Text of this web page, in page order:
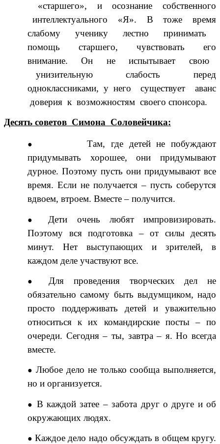
«старшего», и осознание собственного
интеллектуального «Я». В тоже время
слабому ученику лестно принимать
помощь старшего, чувствовать его
внимание. Он не испытывает свою
унизительную слабость перед
одноклассниками, у него существует аванс
доверия к возможностям своего спонсора.
Десять советов Симона Соловейчика:
Там, где детей не побуждают
придумывать хорошее, они придумывают
дурное. Поэтому пусть они придумывают все
время. Если не получается – пусть соберутся
вдвоем, втроем. Вместе – получится.
Дети очень любят импровизировать.
Поэтому вся подготовка – от силы десять
минут. Нет выступающих и зрителей, в
каждом деле участвуют все.
Для проведения творческих дел не
обязательно самому быть выдумщиком, надо
просто поддерживать детей и уважительно
относиться к их командирские посты – по
очереди. Сегодня – ты, завтра – я. Но всегда
вместе.
Любое дело не только сообща выполняется,
но и организуется.
В каждой затее – забота друг о друге и об
окружающих людях.
Каждое дело надо обсуждать в общем кругу.